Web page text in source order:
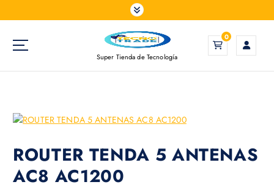
a
Super Tienda de Tecnología
0
ROUTER TENDA 5 ANTENAS
AC8 AC1200